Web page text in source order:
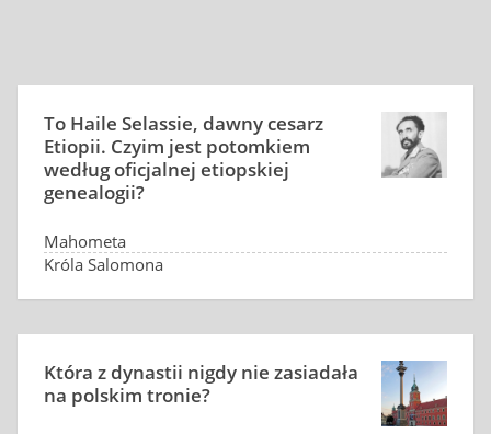
To Haile Selassie, dawny cesarz
Etiopii. Czyim jest potomkiem
według oficjalnej etiopskiej
genealogii?
Mahometa
Króla Salomona
Która z dynastii nigdy nie zasiadała
na polskim tronie?